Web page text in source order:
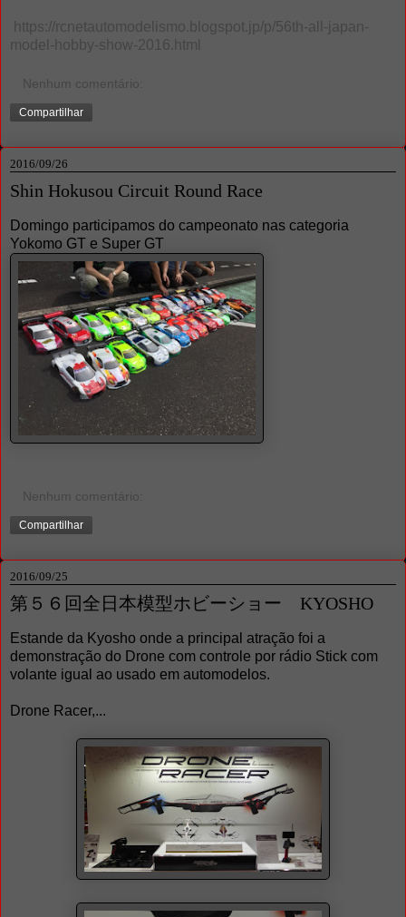
https://rcnetautomodelismo.blogspot.jp/p/56th-all-japan-
model-hobby-show-2016.html
Nenhum comentário:
Compartilhar
2016/09/26
Shin Hokusou Circuit Round Race
Domingo participamos do campeonato nas categoria
Yokomo GT e Super GT
Nenhum comentário:
Compartilhar
2016/09/25
第５６回全日本模型ホビーショー KYOSHO
Estande da Kyosho onde a principal atração foi a
demonstração do Drone com controle por rádio Stick com
volante igual ao usado em automodelos.
Drone Racer,...